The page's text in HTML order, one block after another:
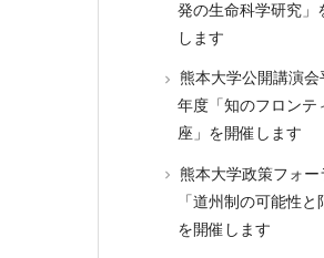
発の生命科学研究」
します
熊本大学公開講演会
年度「知のフロンテ
座」を開催します
熊本大学政策フォー
「道州制の可能性と
を開催します